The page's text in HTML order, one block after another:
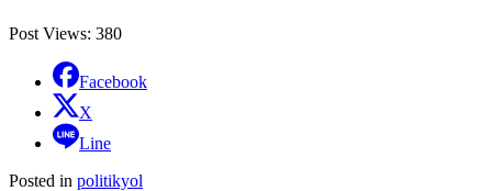
Post Views: 380
Facebook
X
Line
Posted in politikyol